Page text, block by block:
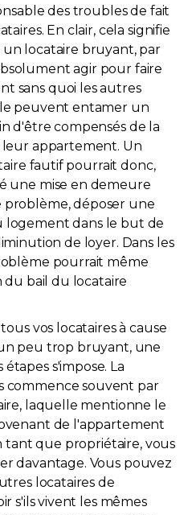
des troubles de fait
En clair, cela signifie
locataire bruyant, par
agir pour faire
sans quoi les autres
peuvent entamer un
d'être compensés de la
leur appartement. Un
fautif pourrait donc,
une mise en demeure
déposer une
logement dans le but de
de loyer. Dans les
pourrait même
du bail du locataire
vos locataires à cause
peu trop bruyant, une
s'impose. La
commence souvent par
laquelle mentionne le
de l'appartement
tant que propriétaire, vous
davantage. Vous pouvez
locataires de
s'ils vivent les mêmes